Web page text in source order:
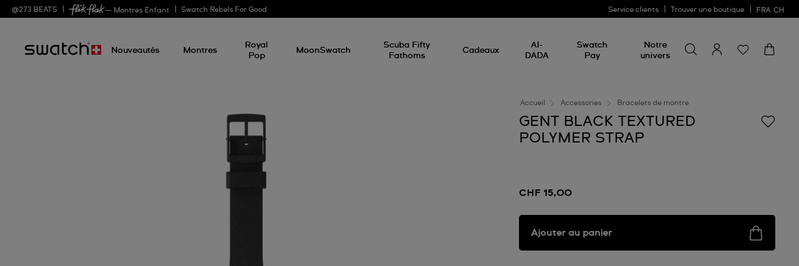
@273 BEATS — Montres Enfant Swatch Rebels For Good Service clients Trouver une boutique FRA CH
Nouveautés Montres
Royal
Pop
MoonSwatch
Scuba Fifty
Fathoms
Cadeaux
AI-
DADA
Swatch
Pay
Notre
univers
un
produit
Accueil Accessories Bracelets de montre
GENT BLACK TEXTURED
POLYMER STRAP
CHF 15,00
Ajouter au panier